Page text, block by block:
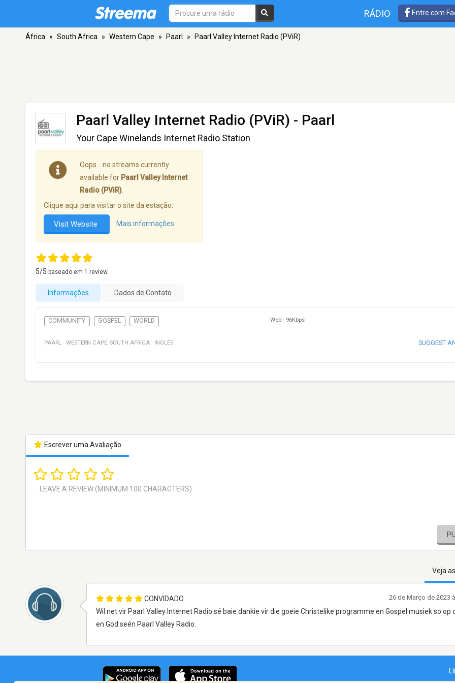
RÁDIO Entre com
África » South Africa » Western Cape » Paarl » Paarl Valley Internet Radio (PViR)
Paarl Valley Internet Radio (PViR) - Paarl
Your Cape Winelands Internet Radio Station
Oops… no streams currently
available for Paarl Valley Internet
Radio (PViR)
Clique aqui para visitar o site da estação:
Visit Website Mais informações
5/5 baseado em 1 review.
Informações Dados de Contato
COMMUNITY GOSPEL WORLD Web - 96Kbps
PAARL · WESTERN CAPE, SOUTH AFRICA · INGLÊS SUGGEST
Escrever uma Avaliação
Veja
CONVIDADO
Wil net vir Paarl Valley Internet Radio sé baie dankie vir die goeie Christelike programme en Gospel musiek so op
en God seén Paarl Valley Radio.
26 de Março de 2023